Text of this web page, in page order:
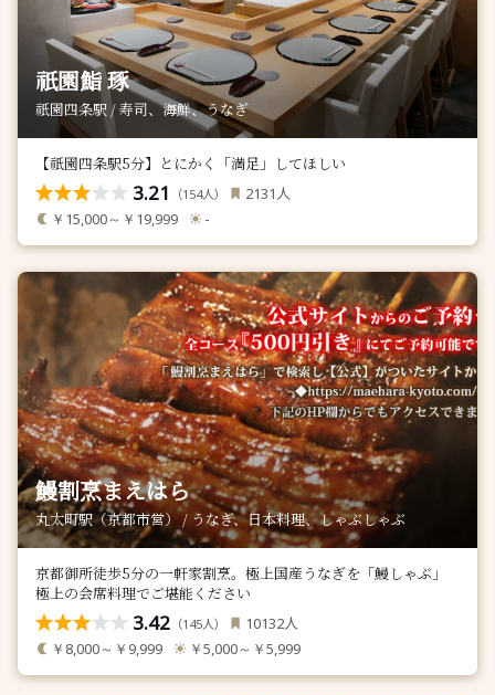
祇園鮨 琢
祇園四条駅 / 寿司、海鮮、うなぎ
【祇園四条駅5分】とにかく「満足」してほしい
3.21 （154人） 2131 人
￥15,000～￥19,999 -
鰻割烹まえはら
丸太町駅（京都市営） / うなぎ、日本料理、しゃぶしゃぶ
京都御所徒歩5分の一軒家割烹。極上国産うなぎを「鰻しゃぶ」
極上の会席料理でご堪能ください
3.42 （145人） 10132人
￥8,000～￥9,999 ￥5,000～￥5,999